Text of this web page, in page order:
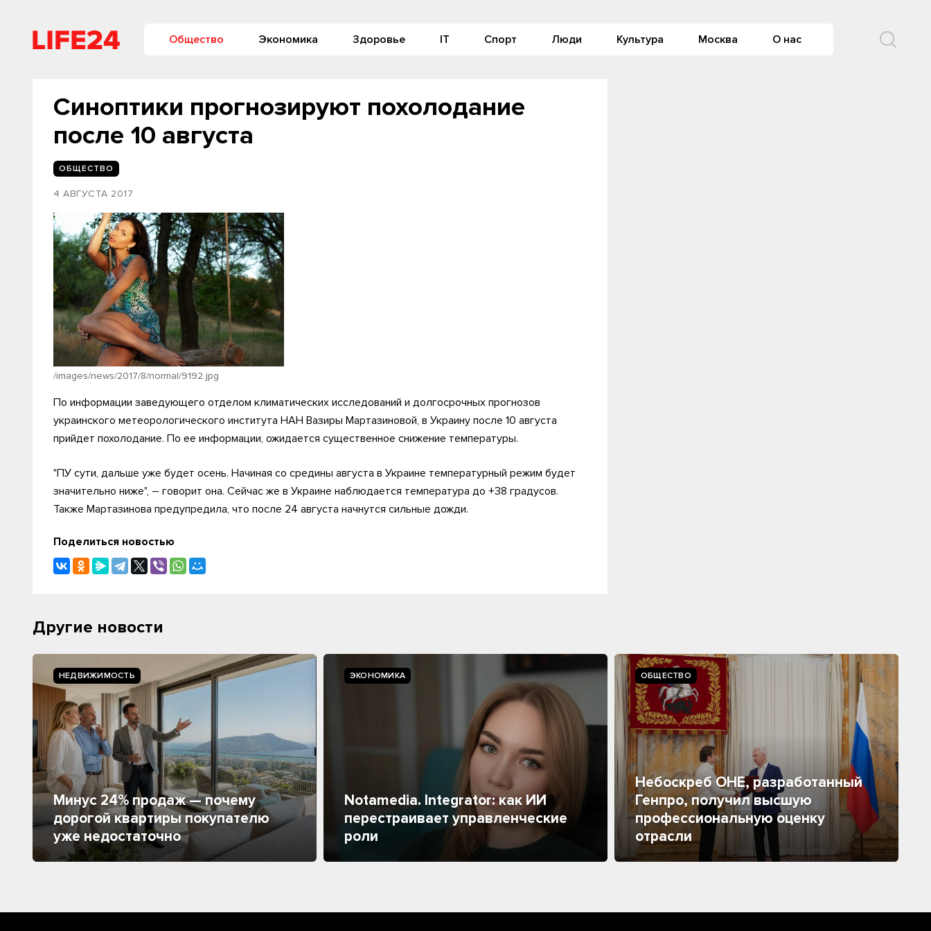
Общество Экономика Здоровье IT Спорт Люди Культура Москва О нас
Синоптики прогнозируют похолодание
после 10 августа‍
ОБЩЕСТВО
4 АВГУСТА 2017
/images/news/2017/8/normal/9192.jpg
По информации заведующего отделом климатических исследований и долгосрочных прогнозов
украинского метеорологического института НАН Вазиры Мартазиновой, в Украину после 10 августа
прийдет похолодание. По ее информации, ожидается существенное снижение температуры.
"ПУ сути, дальше уже будет осень. Начиная со средины августа в Украине температурный режим будет
значительно ниже", – говорит она. Сейчас же в Украине наблюдается температура до +38 градусов.
Также Мартазинова предупредила, что после 24 августа начнутся сильные дожди.
Поделиться новостью
Другие новости
НЕДВИЖИМОСТЬ
Минус 24% продаж — почему
дорогой квартиры покупателю
уже недостаточно
ЭКОНОМИКА
Notamedia. Integrator: как ИИ
перестраивает управленческие
роли
ОБЩЕСТВО
Небоскреб ОНЕ, разработанный
Генпро, получил высшую
профессиональную оценку
отрасли